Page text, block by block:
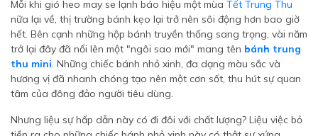
Mỗi khi gió heo may se lạnh báo hiệu một mùa Tết Trung Thu
nữa lại về, thị trường bánh kẹo lại trở nên sôi động hơn bao giờ
hết. Bên cạnh những hộp bánh truyền thống sang trọng, vài năm
trở lại đây đã nổi lên một "ngôi sao mới" mang tên bánh trung
thu mini. Những chiếc bánh nhỏ xinh, đa dạng màu sắc và
hương vị đã nhanh chóng tạo nên một cơn sốt, thu hút sự quan
tâm của đông đảo người tiêu dùng.
Nhưng liệu sự hấp dẫn này có đi đôi với chất lượng? Liệu việc bỏ